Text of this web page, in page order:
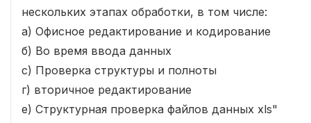
нескольких этапах обработки, в том числе:
а) Офисное редактирование и кодирование
б) Во время ввода данных
c) Проверка структуры и полноты
г) вторичное редактирование
e) Структурная проверка файлов данных xls"